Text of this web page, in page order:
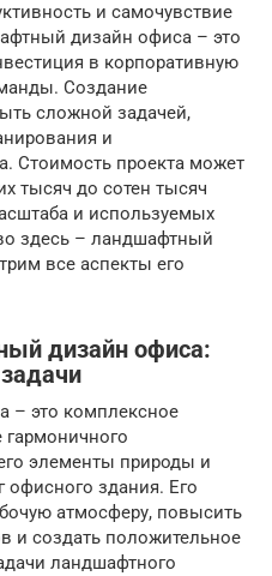
и самочувствие
дизайн офиса – это
в корпоративную
Создание
сложной задачей,
и
Стоимость проекта может
тысяч до сотен тысяч
и используемых
здесь – ландшафтный
все аспекты его
дизайн офиса:
– это комплексное
гармоничного
элементы природы и
офисного здания. Его
атмосферу, повысить
и создать положительное
ландшафтного